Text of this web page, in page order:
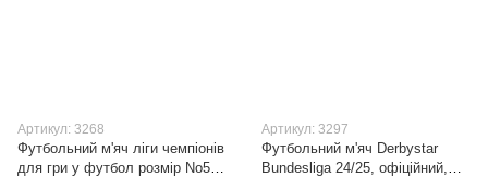
Артикул: 3268
Футбольний м'яч ліги чемпіонів
для гри у футбол розмір No5
Артикул: 3297
Футбольний м'яч Derbystar
Bundesliga 24/25, офіційний,